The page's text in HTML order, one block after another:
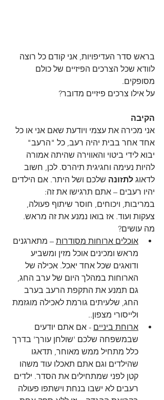
בראש סדר העדיפויות, אני קודם כל רוצה
לוודא שכל הצרכים הפיזיים של כולם
מסופקים.
על אילו צרכים פיזיים מדובר?
הקיבה
אני מכירה את עצמי ויודעת שאם אני או כל
אחד אחר בבית יהיה רעב, כל "הרעב"
יבוא לידי ביטוי והאווירה שהיתה אמורה
להיות נעימה וחגיגית תיהרס. לכן, חשוב
לדאוג לתזונה שלכם ושל היתר. אם הילדים
יהיו רעבים – אתם תרגישו את זה:
במריבות, ויכוחים, חוסר שיתוף פעולה,
צעקות ועוד. אז בואו נמנע את זה מראש.
מה עושים?
אוכלים ארוחות מסודרות – מתארגנים
מראש ומכינים אוכל מזין ומשביע
ודואגים שכל אחד יאכל. אכילה של
הארוחות במהלך היום של ערב החג,
גם תמנע את התקפת הרעב בערב
החג, שלעיתים גורמת לאכילה מוגזמת
ולייסורי מצפון..
ארוחת ביניים - אם אתם יודעים
שבמשפחה שלכם 'שולחן עורך' בדרך
כלל מתחיל ממש מאוחר, תדאגו
שהילדים וגם אתם תאכלו עוד משהו
קטן לפני שמתחילים את הסדר. ילדים
רעבים לא ישבו בנחת וישתפו פעולה